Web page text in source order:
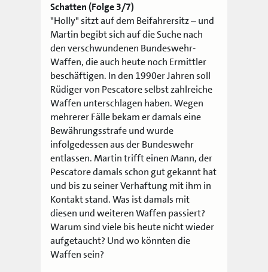
Schatten (Folge 3/7)
"Holly" sitzt auf dem Beifahrersitz – und
Martin begibt sich auf die Suche nach
den verschwundenen Bundeswehr-
Waffen, die auch heute noch Ermittler
beschäftigen. In den 1990er Jahren soll
Rüdiger von Pescatore selbst zahlreiche
Waffen unterschlagen haben. Wegen
mehrerer Fälle bekam er damals eine
Bewährungsstrafe und wurde
infolgedessen aus der Bundeswehr
entlassen. Martin trifft einen Mann, der
Pescatore damals schon gut gekannt hat
und bis zu seiner Verhaftung mit ihm in
Kontakt stand. Was ist damals mit
diesen und weiteren Waffen passiert?
Warum sind viele bis heute nicht wieder
aufgetaucht? Und wo könnten die
Waffen sein?